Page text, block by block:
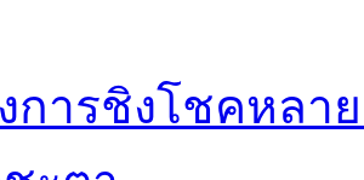
การชิงโชคหลา